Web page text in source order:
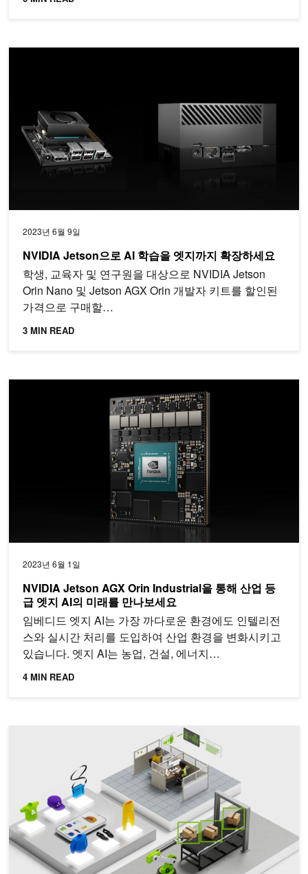
2023년 6월 9일
NVIDIA Jetson으로 AI 학습을 엣지까지 확장하세요
학생, 교육자 및 연구원을 대상으로 NVIDIA Jetson
Orin Nano 및 Jetson AGX Orin 개발자 키트를 할인된
가격으로 구매할…
3 MIN READ
2023년 6월 1일
NVIDIA Jetson AGX Orin Industrial을 통해 산업 등
급 엣지 AI의 미래를 만나보세요
임베디드 엣지 AI는 가장 까다로운 환경에도 인텔리전
스와 실시간 처리를 도입하여 산업 환경을 변화시키고
있습니다. 엣지 AI는 농업, 건설, 에너지…
4 MIN READ
AI를 위한 풀스택 최적화를 통해 MLPerf 추론 v3.0에서 새로운 기